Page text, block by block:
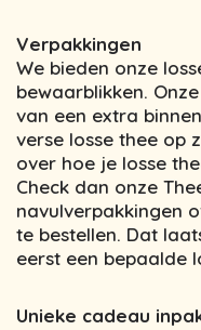
Verpakkingen
We bieden onze
bewaarblikken.
van een extra
verse losse thee op
over hoe je losse
Check dan onze
navulverpakkingen
te bestellen. Dat
eerst een bepaalde
Unieke cadeau